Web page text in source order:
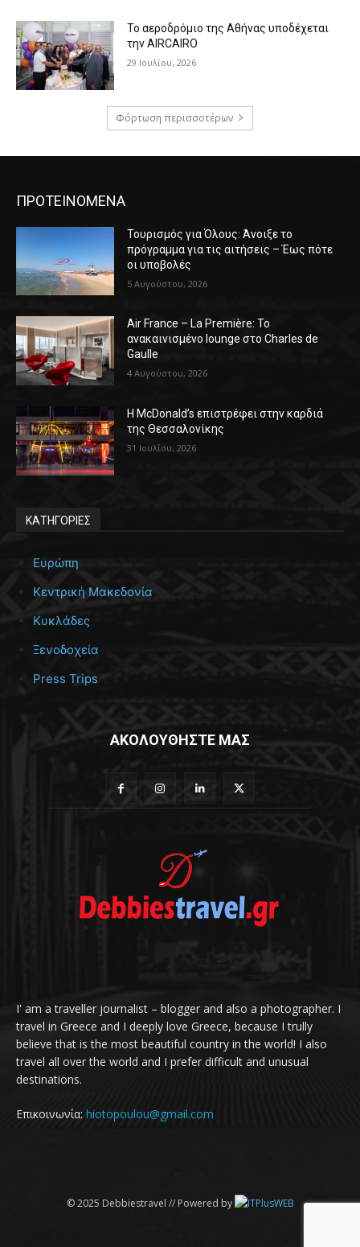
Το αεροδρόμιο της Αθήνας υποδέχεται
την AIRCAIRO
29 Ιουλίου, 2026
Φόρτωση περισσοτέρων
ΠΡΟΤΕΙΝΟΜΕΝΑ
Τουρισμός για Όλους: Άνοιξε το
πρόγραμμα για τις αιτήσεις – Έως πότε
οι υποβολές
5 Αυγούστου, 2026
Air France – La Première: Το
ανακαινισμένο lounge στο Charles de
Gaulle
4 Αυγούστου, 2026
Η McDonald’s επιστρέφει στην καρδιά
της Θεσσαλονίκης
31 Ιουλίου, 2026
ΚΑΤΗΓΟΡΙΕΣ
Ευρώπη
Κεντρική Μακεδονία
Κυκλάδες
Ξενοδοχεία
Press Trips
ΑΚΟΛΟΥΘΗΣΤΕ ΜΑΣ
I' am a traveller journalist – blogger and also a photographer. I
travel in Greece and I deeply love Greece, because I trully
believe that is the most beautiful country in the world! I also
travel all over the world and I prefer difficult and unusual
destinations.
Επικοινωνία: hiotopoulou@gmail.com
© 2025 Debbiestravel // Powered by